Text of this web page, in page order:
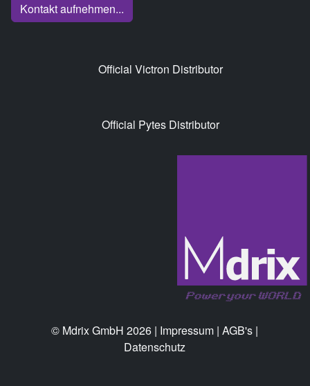
Kontakt aufnehmen...
Official Victron Distributor
Official Pytes Distributor
© Mdrix GmbH 2026 | Impressum |AGB's |
Datenschutz